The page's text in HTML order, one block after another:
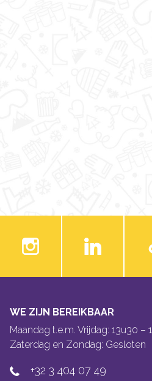
WE ZIJN BEREIKBAAR
Maandag t.e.m. Vrijdag: 13u30 –
Zaterdag en Zondag: Gesloten
+32 3 404 07 49